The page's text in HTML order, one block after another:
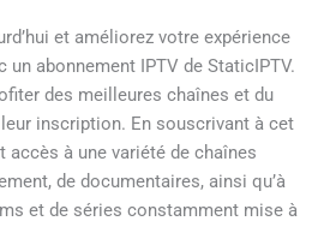
et améliorez votre expérience
un abonnement IPTV de StaticIPTV.
des meilleures chaînes et du
inscription. En souscrivant à cet
accès à une variété de chaînes
de documentaires, ainsi qu’à
et de séries constamment mise à